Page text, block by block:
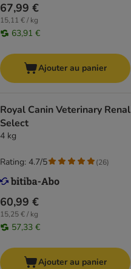
67,99 €
15,11 € / kg
63,91 €
Ajouter au panier
Royal Canin Veterinary Renal
Select
4 kg
60,99 €
15,25 € / kg
57,33 €
Rating: 4.7/5 (26)
Ajouter au panier